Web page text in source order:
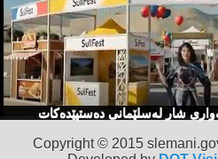
شار لەسلێمانی دەستپێدەكات
Copyright © 2015